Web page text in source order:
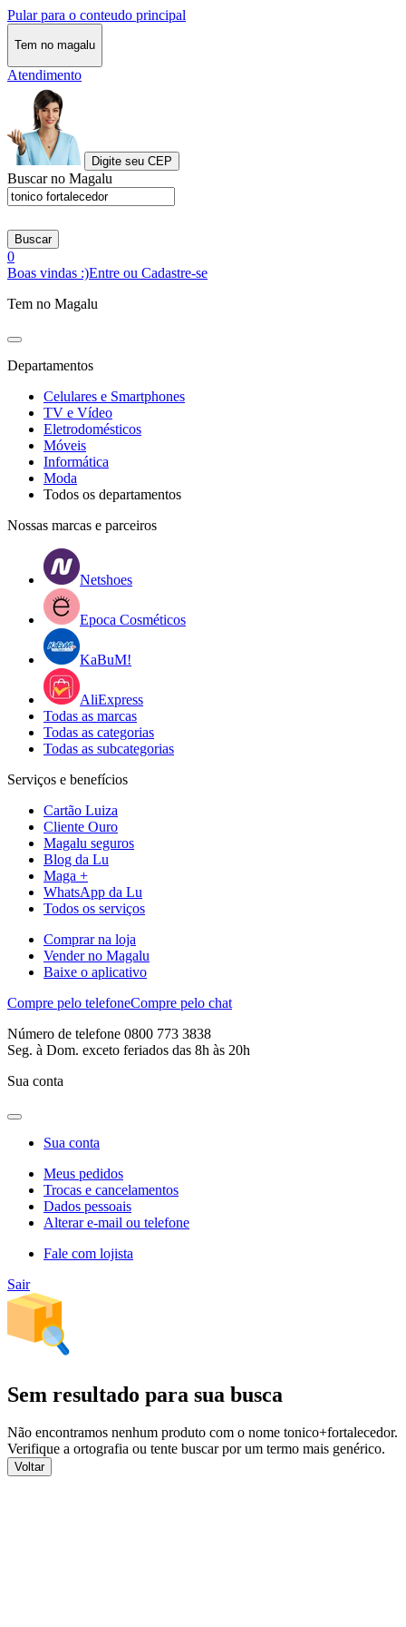
Pular para o conteudo principal
Tem no magalu
Atendimento
Digite seu CEP
Buscar no Magalu
Buscar
0
Boas vindas :)Entre ou Cadastre-se
Tem no Magalu
Departamentos
Celulares e Smartphones
TV e Vídeo
Eletrodomésticos
Móveis
Informática
Moda
Todos os departamentos
Nossas marcas e parceiros
Netshoes
Epoca Cosméticos
KaBuM!
AliExpress
Todas as marcas
Todas as categorias
Todas as subcategorias
Serviços e benefícios
Cartão Luiza
Cliente Ouro
Magalu seguros
Blog da Lu
Maga +
WhatsApp da Lu
Todos os serviços
Comprar na loja
Vender no Magalu
Baixe o aplicativo
Compre pelo telefoneCompre pelo chat
Número de telefone 0800 773 3838
Seg. à Dom. exceto feriados das 8h às 20h
Sua conta
Sua conta
Meus pedidos
Trocas e cancelamentos
Dados pessoais
Alterar e-mail ou telefone
Fale com lojista
Sair
Sem resultado para sua busca
Não encontramos nenhum produto com o nome tonico+fortalecedor.
Verifique a ortografia ou tente buscar por um termo mais genérico.
Voltar